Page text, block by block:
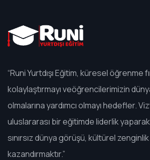
“Runi Yurtdışı Eğitim, küresel öğrenme
kolaylaştırmayı veöğrencilerimizin
olmalarına yardımcı olmayı hedefler.
uluslararası bir eğitimde liderlik
sınırsız dünya görüşü, kültürel
kazandırmaktır.”